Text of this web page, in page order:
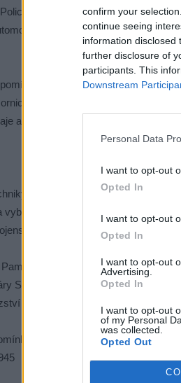
confirm your
continue seeing
information disclosed
further disclosure of
participants. This
Downstream
Personal Data
I want to opt-out
Opted In
I want to opt-out
Opted In
I want to opt-out
Advertising.
Opted In
I want to opt-out
of my Personal
was collected.
Opted Out
ČR mimo jiné předvede
VW Amarok a Land Rover
této bitvy a dalším
muzeum Příbram, kluby
a Český svaz bojovníků za svobodu.
výzbroje a výstroje Armády ČR
vybavení Hasičského sboru
historie. Prezentace Aktivních
Vítězství – čestná
Souboru svatohorských trubačů k
poslední bitvy 2. světové války